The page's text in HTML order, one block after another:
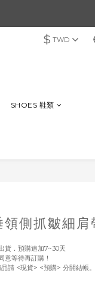
$ TWD
SHOES 鞋類
領側抓皺細
貨．預購追加7~30天
意等待再訂購！
請 <現貨> <預購> 分開結帳。